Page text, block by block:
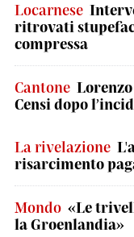
Locarnese
ritrovati
compressa
Cantone
Censi dopo
La rivelazione
risarcimento
Mondo «Le
la Groenlandia»